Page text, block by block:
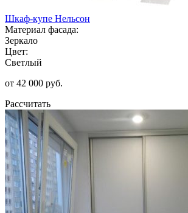
Шкаф-купе Нельсон
Материал фасада:
Зеркало
Цвет:
Светлый
от 42 000 руб.
Рассчитать